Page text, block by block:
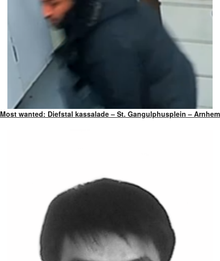
Most wanted: Diefstal kassalade – St. Gangulphusplein – Arnhem